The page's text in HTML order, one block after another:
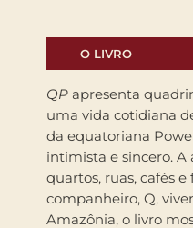
O LIVRO
QP apresenta
uma vida cotidiana
da equatoriana
intimista e sincero. A
quartos, ruas, cafés e
companheiro, Q,
Amazônia, o livro